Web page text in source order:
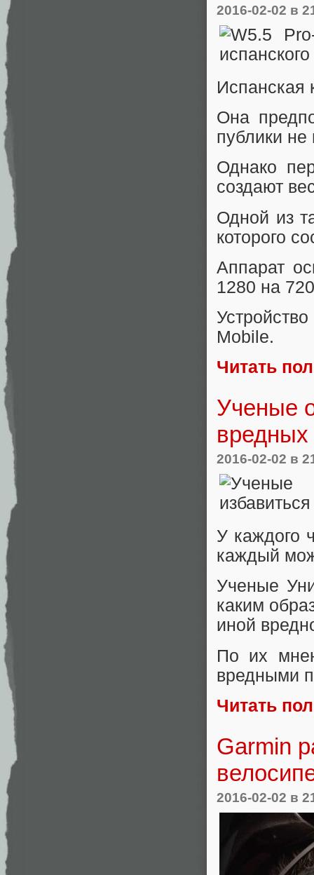
2016-02-02 в
Испанская
Она
публики не
Однако
создают
Одной из
которого
Аппарат
1280 на
Mobile.
Читать
Ученые
2016-02-02 в
У каждого
каждый
Ученые
каким
иной
По их
вредными
Читать
Garmin
2016-02-02 в